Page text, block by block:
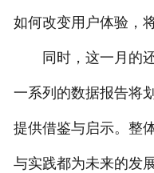
如何改变用户体验，
同时，这一月的还
一系列的数据报告将
提供借鉴与启示。整
与实践都为未来的发